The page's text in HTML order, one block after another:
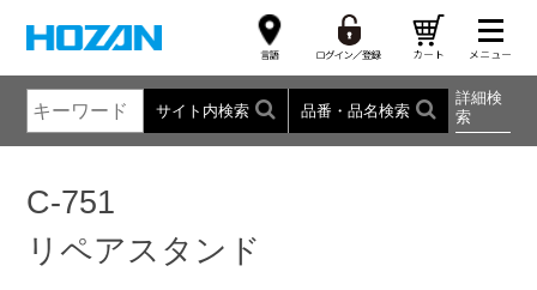
サイト内検索 品番・品名検索
詳細検
索
C-751
リペアスタンド